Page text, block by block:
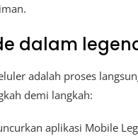
dalam
adalah proses
demi langkah:
aplikasi Mobile